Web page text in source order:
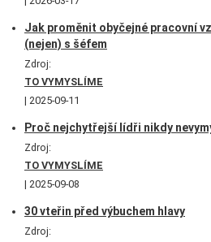
Jak proměnit obyčejné pracovní
(nejen) s šéfem
Zdroj:
TO VYMYSLÍME
2025-09-11
Proč nejchytřejší lídři nikdy
Zdroj:
TO VYMYSLÍME
2025-09-08
30 vteřin před výbuchem hlavy
Zdroj: